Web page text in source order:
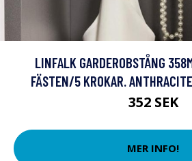
LINFALK GARDEROBSTÅNG
FÄSTEN/5 KROKAR.
352 SEK
MER INFO!